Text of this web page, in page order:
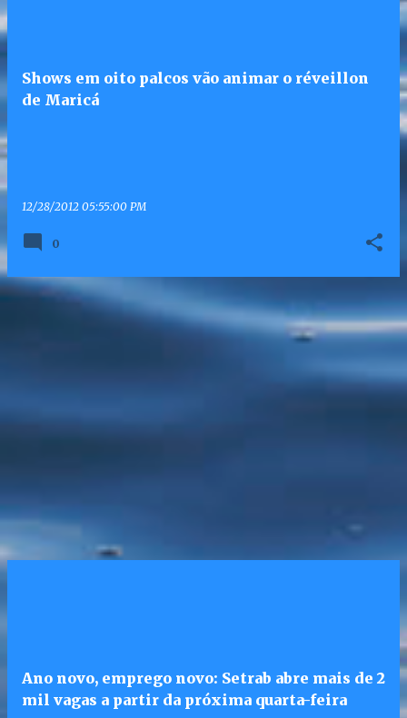
Shows em oito palcos vão animar o réveillon
de Maricá
12/28/2012 05:55:00 PM
0
Ano novo, emprego novo: Setrab abre mais de 2
mil vagas a partir da próxima quarta-feira